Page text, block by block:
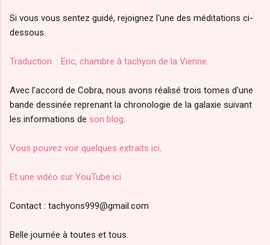
Si vous vous sentez guidé, rejoignez l'une des méditations ci-
dessous.
Traduction : Eric, chambre à tachyon de la Vienne.
Avec l'accord de Cobra, nous avons réalisé trois tomes d'une
bande dessinée reprenant la chronologie de la galaxie suivant
les informations de son blog.
Vous pouvez voir quelques extraits ici.
Et une vidéo sur YouTube ici
Contact : tachyons999@gmail.com
Belle journée à toutes et tous.